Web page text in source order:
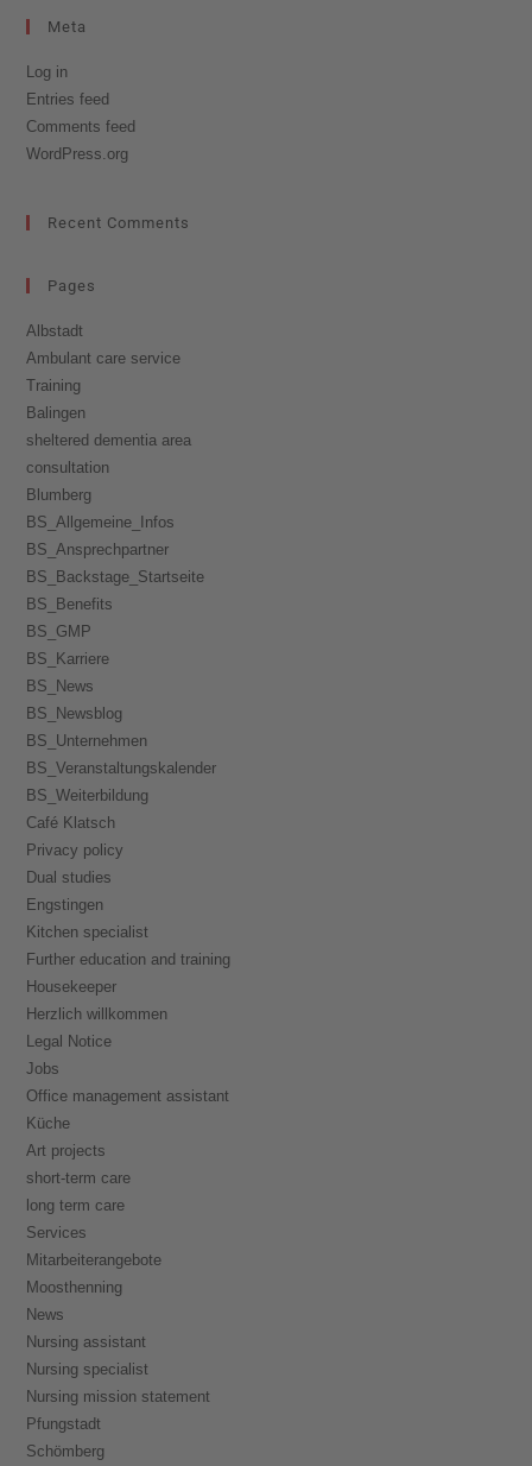
Meta
Log in
Entries feed
Comments feed
WordPress.org
Recent Comments
Pages
Albstadt
Ambulant care service
Training
Balingen
sheltered dementia area
consultation
Blumberg
BS_Allgemeine_Infos
BS_Ansprechpartner
BS_Backstage_Startseite
BS_Benefits
BS_GMP
BS_Karriere
BS_News
BS_Newsblog
BS_Unternehmen
BS_Veranstaltungskalender
BS_Weiterbildung
Café Klatsch
Privacy policy
Dual studies
Engstingen
Kitchen specialist
Further education and training
Housekeeper
Herzlich willkommen
Legal Notice
Jobs
Office management assistant
Küche
Art projects
short-term care
long term care
Services
Mitarbeiterangebote
Moosthenning
News
Nursing assistant
Nursing specialist
Nursing mission statement
Pfungstadt
Schömberg